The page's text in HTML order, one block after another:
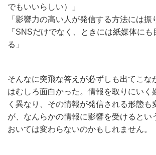
でもいいらしい）」
「影響力の高い人が発信する方法には振
「SNSだけでなく、ときには紙媒体に
る」
そんなに突飛な答えが必ずしも出てこな
はむしろ面白かった。情報を取りにいく
く異なり、その情報が発信される形態も
が、なんらかの情報に影響を受けるとい
おいては変わらないのかもしれません。